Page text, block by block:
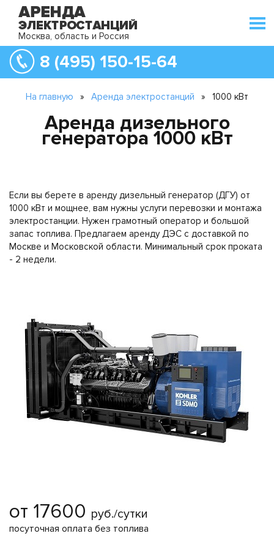
Москва, область и Россия
8 (495) 150-15-64
На главную » Аренда электростанций » 1000 кВт
Аренда дизельного
генератора 1000 кВт
Если вы берете в аренду дизельный генератор (ДГУ) от
1000 кВт и мощнее, вам нужны услуги перевозки и монтажа
электростанции. Нужен грамотный оператор и большой
запас топлива. Предлагаем аренду ДЭС с доставкой по
Москве и Московской области. Минимальный срок проката
- 2 недели.
от 17600 руб./сутки
посуточная оплата без топлива